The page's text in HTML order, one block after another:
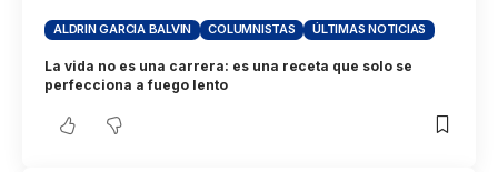
ALDRIN GARCIA BALVIN COLUMNISTAS ÚLTIMAS NOTICIAS
La vida no es una carrera: es una receta que solo se
perfecciona a fuego lento